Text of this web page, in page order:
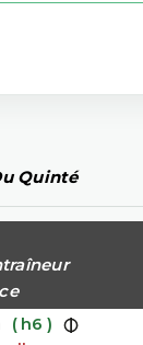
Quinté
( h6 )